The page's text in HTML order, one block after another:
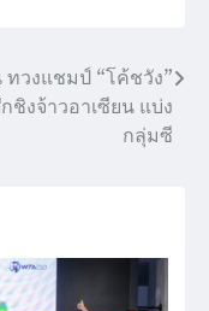
ทวงแชมป์ “โค้ชวัง”
ชิงจ้าวอาเซียน แบ่ง
กลุ่มซี